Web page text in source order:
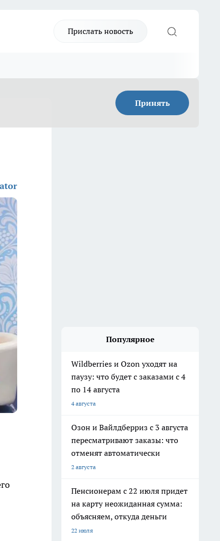
Прислать новость
Принять
Популярное
Wildberries и Ozon уходят на
паузу: что будет с заказами с 4
по 14 августа
4 августа
Озон и Вайлдберриз с 3 августа
пересматривают заказы: что
отменят автоматически
2 августа
Пенсионерам с 22 июля придет
на карту неожиданная сумма:
объясняем, откуда деньги
22 июля